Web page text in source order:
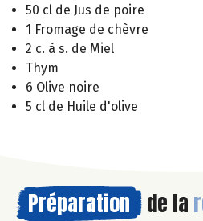
50 cl de Jus de poire
1 Fromage de chèvre
2 c. à s. de Miel
Thym
6 Olive noire
5 cl de Huile d'olive
Préparation de la